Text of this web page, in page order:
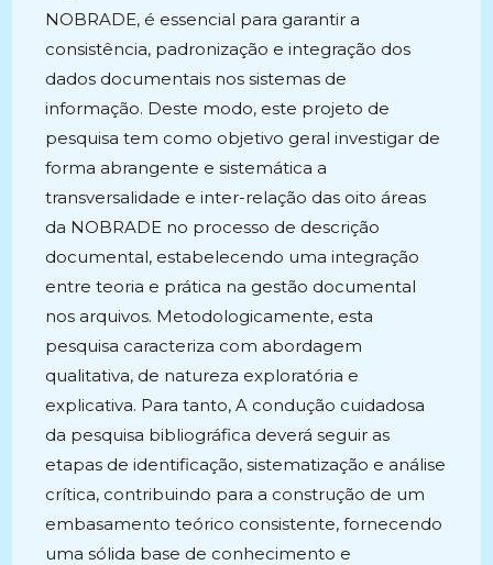
NOBRADE, é essencial para garantir a
consistência, padronização e integração dos
dados documentais nos sistemas de
informação. Deste modo, este projeto de
pesquisa tem como objetivo geral investigar de
forma abrangente e sistemática a
transversalidade e inter-relação das oito áreas
da NOBRADE no processo de descrição
documental, estabelecendo uma integração
entre teoria e prática na gestão documental
nos arquivos. Metodologicamente, esta
pesquisa caracteriza com abordagem
qualitativa, de natureza exploratória e
explicativa. Para tanto, A condução cuidadosa
da pesquisa bibliográfica deverá seguir as
etapas de identificação, sistematização e análise
crítica, contribuindo para a construção de um
embasamento teórico consistente, fornecendo
uma sólida base de conhecimento e